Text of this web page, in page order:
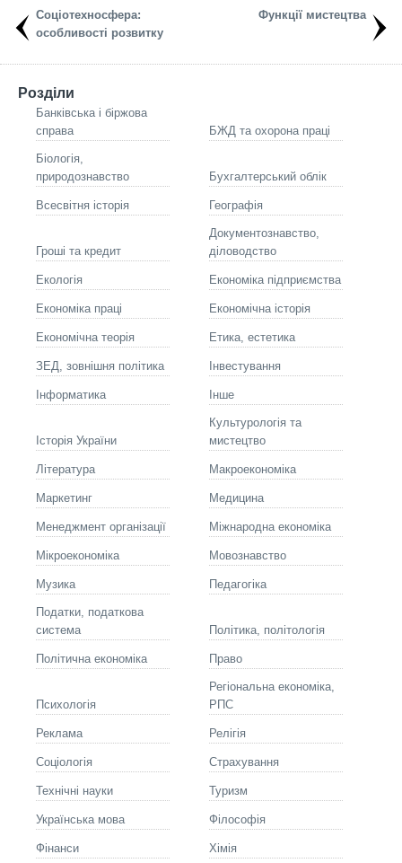
Соціотехносфера:
особливості розвитку
Функції мистецтва
Розділи
Банківська і біржова
справа
БЖД та охорона праці
Біологія,
природознавство
Бухгалтерський облік
Всесвітня історія Географія
Гроші та кредит
Документознавство,
діловодство
Екологія Економіка підприємства
Економіка праці Економічна історія
Економічна теорія Етика, естетика
ЗЕД, зовнішня політика Інвестування
Інформатика Інше
Історія України
Культурологія та
мистецтво
Літературa Макроекономіка
Маркетинг Медицина
Менеджмент організації Міжнародна економіка
Мікроекономіка Мовознавство
Музика Педагогіка
Податки, податкова
система
Політика, політологія
Політична економіка Право
Психологія
Регіональна економіка,
РПС
Реклама Релігія
Соціологія Страхування
Технічні науки Туризм
Українська мова Філософія
Фінанси Хімія